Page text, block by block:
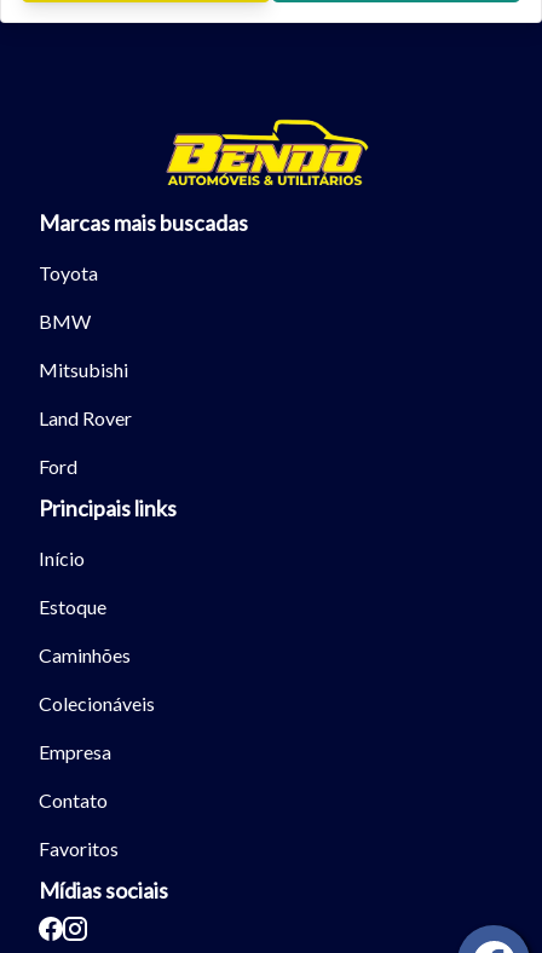
Marcas mais buscadas
Toyota
BMW
Mitsubishi
Land Rover
Ford
Principais links
Início
Estoque
Caminhões
Colecionáveis
Empresa
Contato
Favoritos
Mídias sociais